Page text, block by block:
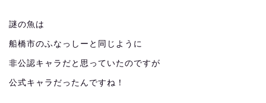
謎の魚は
船橋市のふなっしーと同じように
非公認キャラだと思っていたのですが
公式キャラだったんですね！